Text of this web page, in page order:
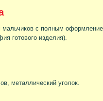
мальчиков с полным
готового изделия).
металлический уголок.